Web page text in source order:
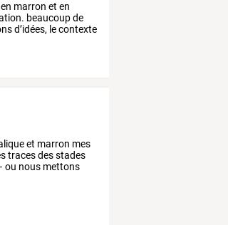
en marron et en
beaucoupde
d’idées, lecontexte
et marron mes
tracesdesstades
ou nous mettons